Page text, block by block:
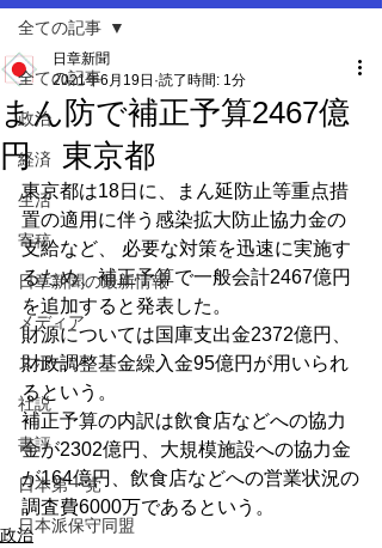
全ての記事
政治
経済
生活
寄稿
日章新聞の最新情報
メディア
スポーツ
社説
書評
日本第一党
日本派保守同盟
全ての記事
まん防で補正予算2467億
円 東京都
日章新聞
2021年6月19日 読了時間: 1分
東京都は18日に、まん延防止等重点措
置の適用に伴う感染拡大防止協力金の
支給など、 必要な対策を迅速に実施す
るため、補正予算で一般会計2467億円
を追加すると発表した。
財源については国庫支出金2372億円、
財政調整基金繰入金95億円が用いられ
るという。
補正予算の内訳は飲食店などへの協力
金が2302億円、大規模施設への協力金
が164億円、飲食店などへの営業状況の
調査費6000万であるという。
政治